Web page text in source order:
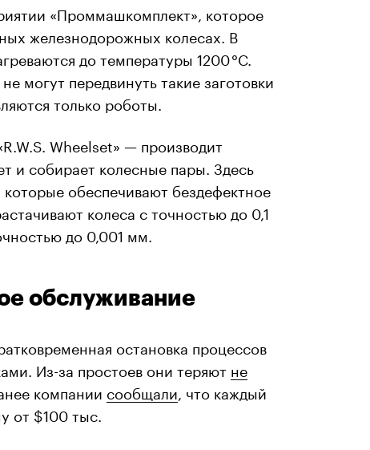
«Проммашкомплект», которое
железнодорожных колесах. В
до температуры 1200 °C.
могут передвинуть такие заготовки
только роботы.
Wheelset» — производит
и собирает колесные пары. Здесь
обеспечивают бездефектное
колеса с точностью до 0,1
до 0,001 мм.
обслуживание
остановка процессов
Из-за простоев они теряют не
компании сообщали , что каждый
от $100 тыс.